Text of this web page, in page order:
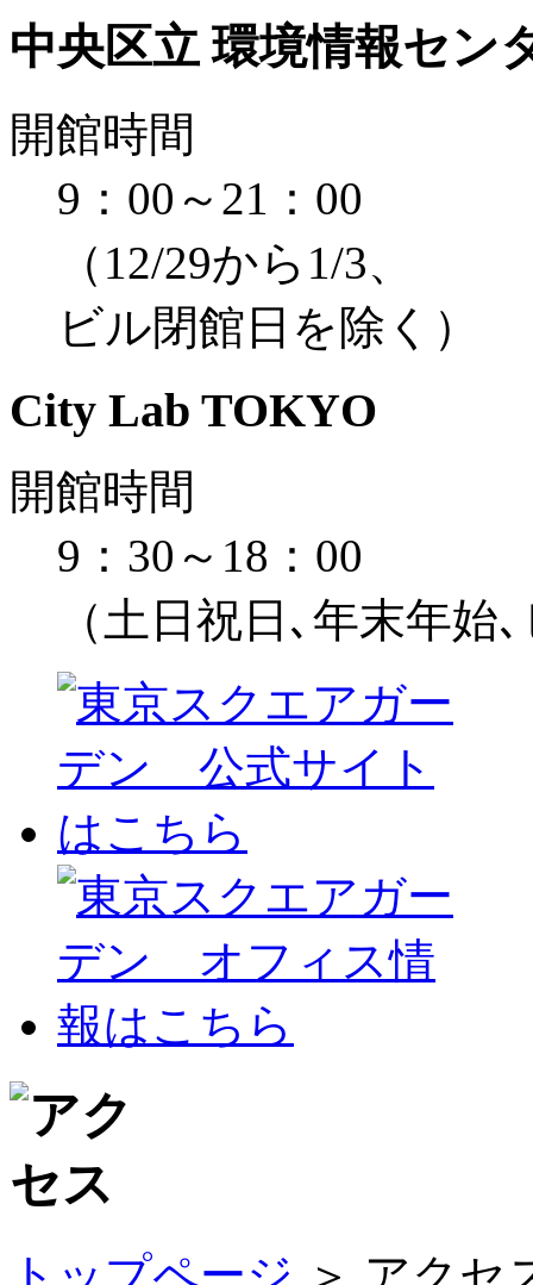
中央区立 環境情報セン
開館時間
9：00～21：00
（12/29から1/3、
ビル閉館日を除く）
City Lab TOKYO
開館時間
9：30～18：00
（土日祝日､年末年